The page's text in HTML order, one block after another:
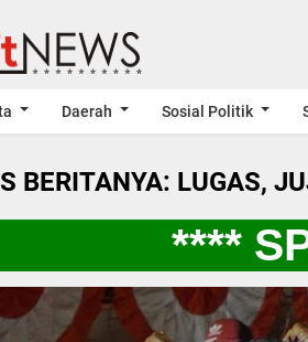
Daerah Sosial Politik
BERITANYA: LUGAS,
****